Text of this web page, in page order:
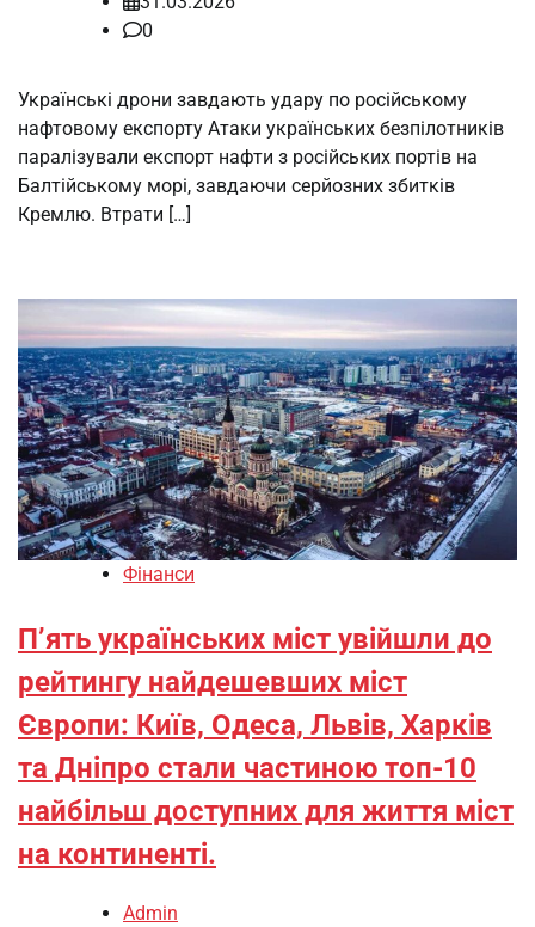
0
Українські дрони завдають удару по російському
нафтовому експорту Атаки українських безпілотників
паралізували експорт нафти з російських портів на
Балтійському морі, завдаючи серйозних збитків
Кремлю. Втрати […]
Фінанси
П’ять українських міст увійшли до
рейтингу найдешевших міст
Європи: Київ, Одеса, Львів, Харків
та Дніпро стали частиною топ-10
найбільш доступних для життя міст
на континенті.
Admin